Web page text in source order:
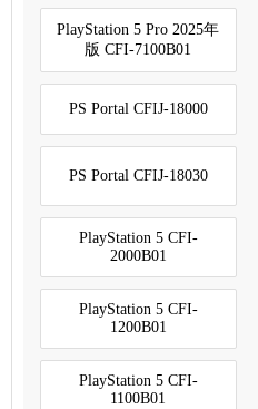
PlayStation 5 Pro 2025年
版 CFI-7100B01
PS Portal CFIJ-18000
PS Portal CFIJ-18030
PlayStation 5 CFI-
2000B01
PlayStation 5 CFI-
1200B01
PlayStation 5 CFI-
1100B01